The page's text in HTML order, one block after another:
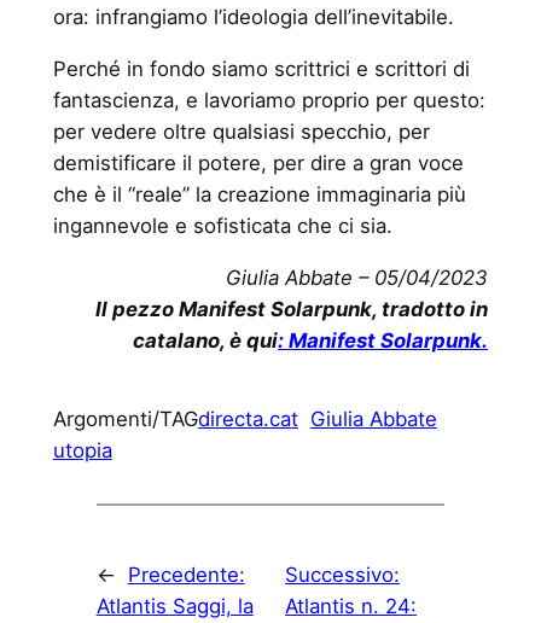
ora: infrangiamo l’ideologia dell’inevitabile.
Perché in fondo siamo scrittrici e scrittori di
fantascienza, e lavoriamo proprio per questo:
per vedere oltre qualsiasi specchio, per
demistificare il potere, per dire a gran voce
che è il “reale” la creazione immaginaria più
ingannevole e sofisticata che ci sia.
Giulia Abbate – 05/04/2023
Il pezzo Manifest Solarpunk, tradotto in
catalano, è qui: Manifest Solarpunk.
Argomenti/TAGdirecta.cat Giulia Abbate
utopia
←
Precedente:
Atlantis Saggi, la
Successivo:
Atlantis n. 24: